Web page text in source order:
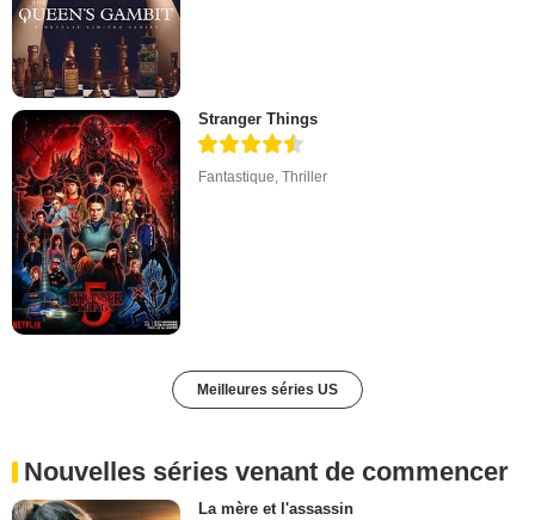
Stranger Things
Fantastique,Thriller
Meilleures séries US
Nouvelles séries venant de commencer
La mère et l'assassin